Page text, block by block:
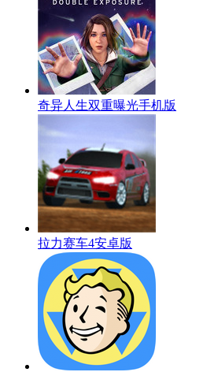
奇异人生双重曝光手机版
拉力赛车4安卓版